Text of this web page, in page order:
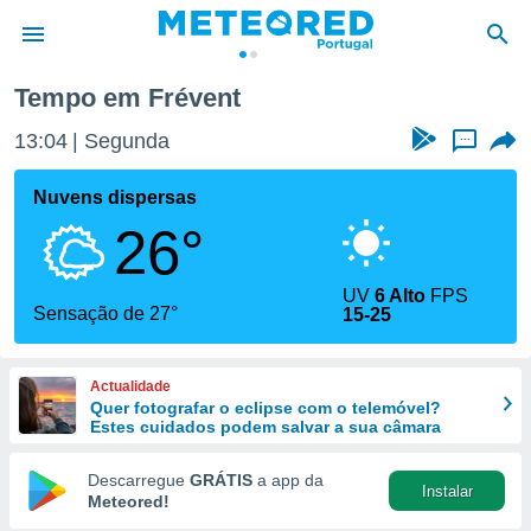
da
foi
fornecidas
a este
das
e
forma
digital
Tempo em Frévent
13:04 Segunda ...
Nuvens dispersas
26°
Sensação de 27°
UV6 Alto FPS
15-25
Actualidade
Quer fotografar o eclipse com o telemóvel?
Estes cuidados podem salvar a sua câmara
Descarregue GRÁTIS a app da
Meteored!
Instalar